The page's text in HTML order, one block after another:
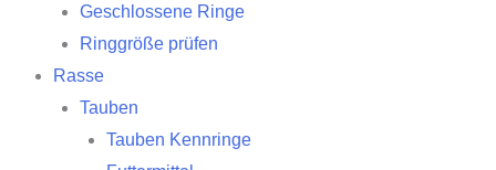
Geschlossene Ringe
Ringgröße prüfen
Rasse
Tauben
Tauben Kennringe